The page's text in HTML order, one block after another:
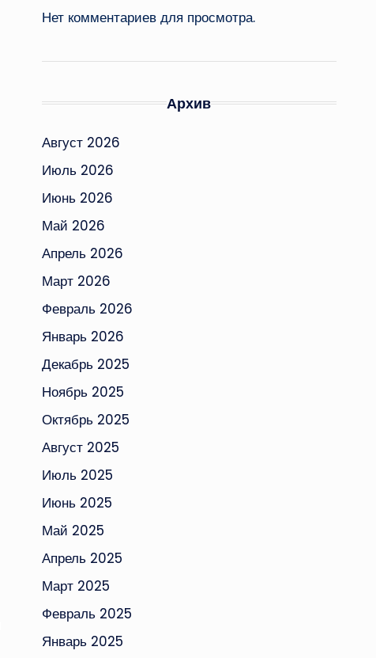
Нет комментариев для просмотра.
Архив
Август 2026
Июль 2026
Июнь 2026
Май 2026
Апрель 2026
Март 2026
Февраль 2026
Январь 2026
Декабрь 2025
Ноябрь 2025
Октябрь 2025
Август 2025
Июль 2025
Июнь 2025
Май 2025
Апрель 2025
Март 2025
Февраль 2025
Январь 2025